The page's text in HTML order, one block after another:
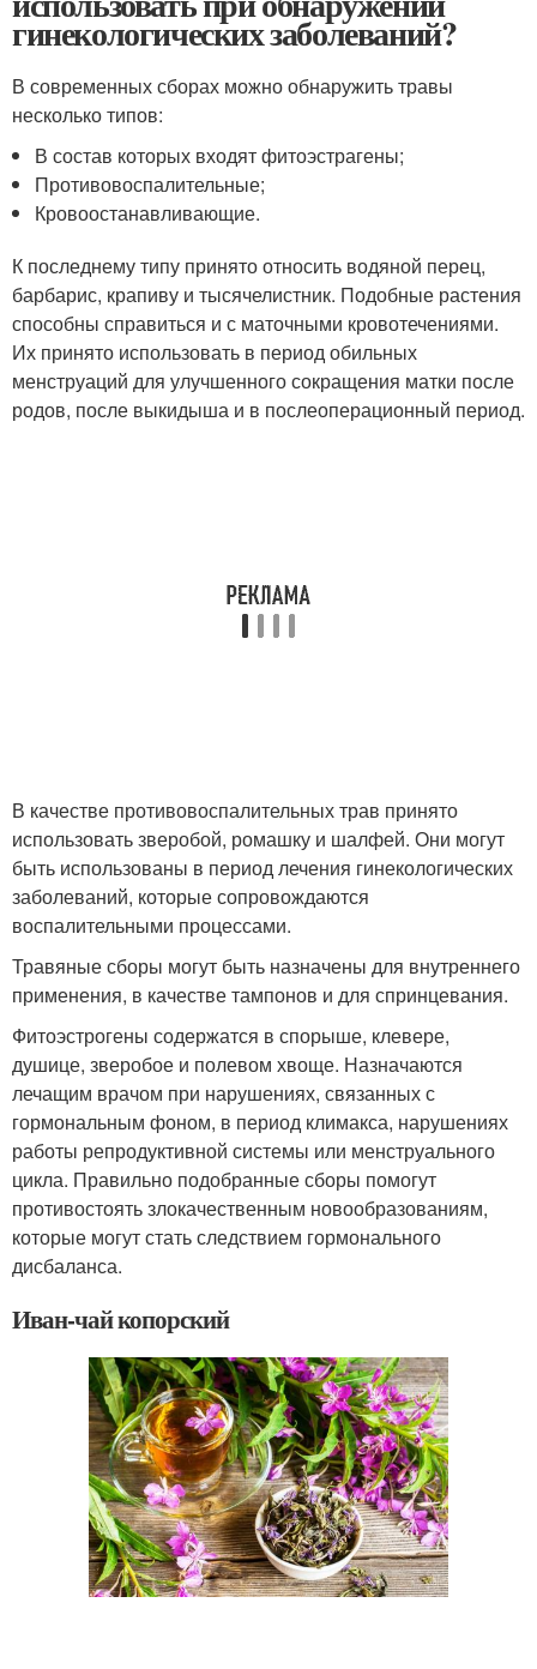
гинекологических заболеваний?
В современных сборах можно обнаружить травы
несколько типов:
В состав которых входят фитоэстрагены;
Противовоспалительные;
Кровоостанавливающие.
К последнему типу принято относить водяной перец,
барбарис, крапиву и тысячелистник. Подобные растения
способны справиться и с маточными кровотечениями.
Их принято использовать в период обильных
менструаций для улучшенного сокращения матки после
родов, после выкидыша и в послеоперационный период.
В качестве противовоспалительных трав принято
использовать зверобой, ромашку и шалфей. Они могут
быть использованы в период лечения гинекологических
заболеваний, которые сопровождаются
воспалительными процессами.
Травяные сборы могут быть назначены для внутреннего
применения, в качестве тампонов и для спринцевания.
Фитоэстрогены содержатся в спорыше, клевере,
душице, зверобое и полевом хвоще. Назначаются
лечащим врачом при нарушениях, связанных с
гормональным фоном, в период климакса, нарушениях
работы репродуктивной системы или менструального
цикла. Правильно подобранные сборы помогут
противостоять злокачественным новообразованиям,
которые могут стать следствием гормонального
дисбаланса.
Иван-чай копорский